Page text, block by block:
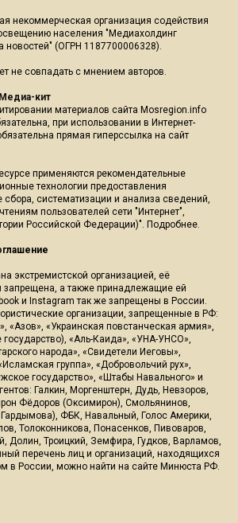
некоммерческая организация содействия
населения "Медиахолдинг
(ОГРН 1187700006328).
не совпадать с мнением авторов.
Медиа-кит
материалов сайта Mosregion.info
при использовании в Интернет-
прямая гиперссылка на сайт
применяются рекомендательные
технологии предоставления
систематизации и анализа сведений,
пользователей сети "Интернет",
Российской Федерации)". Подробнее.
экстремистской организацией, её
запрещена, а также принадлежащие ей
и Instagram так же запрещены в России.
организации, запрещенные в РФ:
«Азов», «Украинская повстанческая армия»,
«Аль-Каида», «УНА-УНСО»,
народа», «Свидетели Иеговы»,
группа», «Добровольчий рух»,
государство», «Штабы Навального» и
Галкин, Моргенштерн, Дудь, Невзоров,
Фёдоров (Оксимирон), Смольянинов,
Гардымова), ФБК, Навальный, Голос Америки,
Толоконникова, Понасенков, Пивоваров,
Долин, Троицкий, Земфира, Гудков, Варламов,
перечень лиц и организаций, находящихся
в России, можно найти на сайте Минюста РФ.